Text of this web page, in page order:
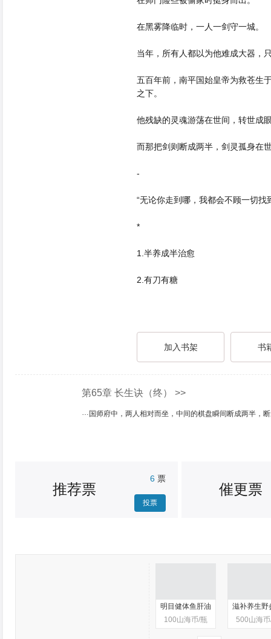
在黑雾降临时，一人一剑守一城。
当年，所有人都以为他难成大器
五百年前，南平国始皇帝为救苍生
之下。
他残缺的灵魂游荡在世间，转世成
而那把剑则断成两半，剑灵孤身在
-
“无论你走到哪，我都会不顾一切找
*
1.半养成半治愈
2.有刀有糖
加入书架 书
第65章 长生诀（终） >>
国师府中，两人相对而坐，中间的棋盘瞬间断成两半，
推荐票
6 票
投票
催更票
明目健体鱼肝油
100山海币/瓶
滋补养生野
500山海